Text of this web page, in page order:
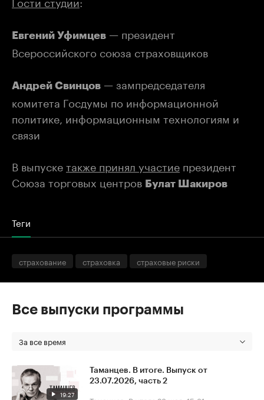
Евгений Уфимцев — президент
Всероссийского союза страховщиков
Андрей Свинцов — зампредседателя
комитета Госдумы по информационной
политике, информационным технологиям и
связи
В выпускетакже принял участие президент
Союза торговых центров Булат Шакиров
Теги
страхование страховка страховые риски
Все выпуски программы
За все время
19:27
Таманцев. В итоге. Выпуск от
23.07.2026, часть 2